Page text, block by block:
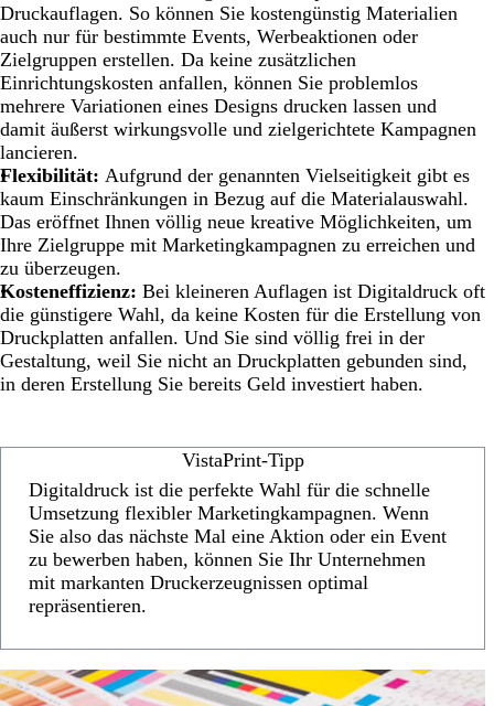
Druckauflagen. So können Sie kostengünstig Materialien
auch nur für bestimmte Events, Werbeaktionen oder
Zielgruppen erstellen. Da keine zusätzlichen
Einrichtungskosten anfallen, können Sie problemlos
mehrere Variationen eines Designs drucken lassen und
damit äußerst wirkungsvolle und zielgerichtete Kampagnen
lancieren.
Flexibilität: Aufgrund der genannten Vielseitigkeit gibt es
kaum Einschränkungen in Bezug auf die Materialauswahl.
Das eröffnet Ihnen völlig neue kreative Möglichkeiten, um
Ihre Zielgruppe mit Marketingkampagnen zu erreichen und
zu überzeugen.
Kosteneffizienz: Bei kleineren Auflagen ist Digitaldruck oft
die günstigere Wahl, da keine Kosten für die Erstellung von
Druckplatten anfallen. Und Sie sind völlig frei in der
Gestaltung, weil Sie nicht an Druckplatten gebunden sind,
in deren Erstellung Sie bereits Geld investiert haben.
VistaPrint-Tipp
Digitaldruck ist die perfekte Wahl für die schnelle
Umsetzung flexibler Marketingkampagnen. Wenn
Sie also das nächste Mal eine Aktion oder ein Event
zu bewerben haben, können Sie Ihr Unternehmen
mit markanten Druckerzeugnissen optimal
repräsentieren.